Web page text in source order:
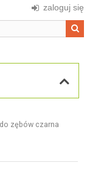
zaloguj się
zębów czarna